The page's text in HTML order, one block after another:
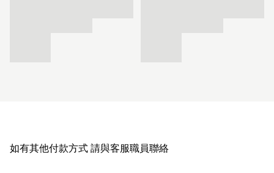
如有其他付款方式 請與客服職員聯絡